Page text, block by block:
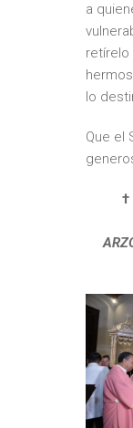
a
retírelo
lo
Que el
†